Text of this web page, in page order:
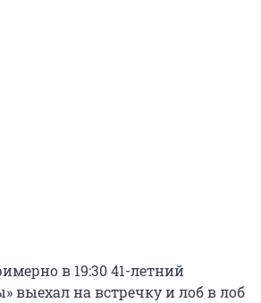
в 19:30 41-летний
выехал на встречку и лоб в лоб